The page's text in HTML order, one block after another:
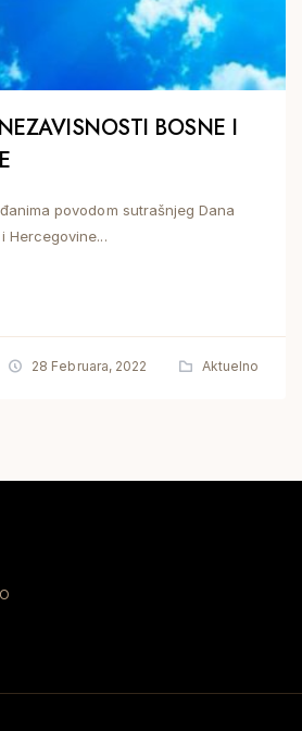
BOSNE I
povodom sutrašnjeg Dana
Hercegovine...
28 Februara, 2022 Aktuelno